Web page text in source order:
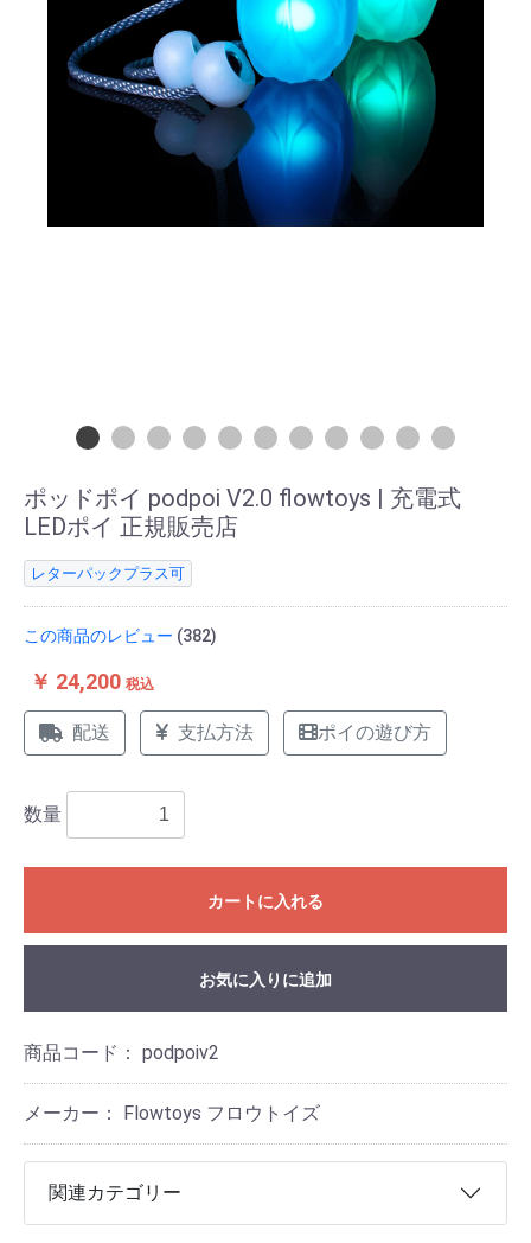
ポッドポイ podpoi V2.0 flowtoys | 充電式
LEDポイ 正規販売店
レターパックプラス可
この商品のレビュー (382)
￥ 24,200税込
配送 支払方法 ポイの遊び方
数量
カートに入れる
お気に入りに追加
商品コード： podpoiv2
メーカー： Flowtoys フロウトイズ
関連カテゴリー